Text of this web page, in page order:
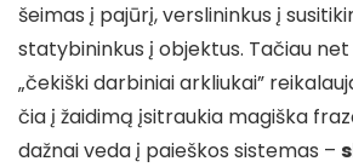
šeimas į pajūrį, verslininkus į
statybininkus į objektus. Tačiau
„čekiški darbiniai arkliukai”
čia į žaidimą įsitraukia magiška
dažnai veda į paieškos sistemas –